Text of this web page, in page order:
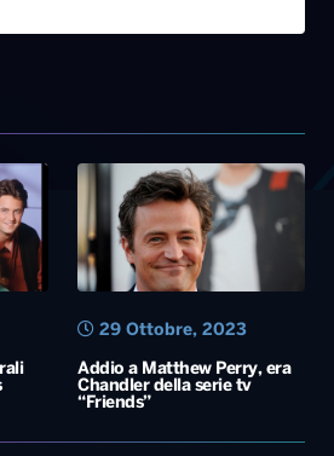
Addio a Matthew Perry, era
Chandler della serie tv
“Friends”
29 Ottobre, 2023